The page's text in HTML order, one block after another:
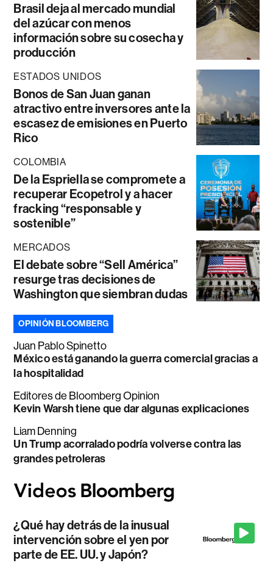
Brasil deja al mercado mundial
del azúcar con menos
información sobre su cosecha y
producción
ESTADOS UNIDOS
Bonos de San Juan ganan
atractivo entre inversores ante la
escasez de emisiones en Puerto
Rico
COLOMBIA
De la Espriella se compromete a
recuperar Ecopetrol y a hacer
fracking “responsable y
sostenible”
MERCADOS
El debate sobre “Sell América”
resurge tras decisiones de
Washington que siembran dudas
OPINIÓN BLOOMBERG
Juan Pablo Spinetto
México está ganando la guerra comercial gracias a
la hospitalidad
Editores de Bloomberg Opinion
Kevin Warsh tiene que dar algunas explicaciones
Liam Denning
Un Trump acorralado podría volverse contra las
grandes petroleras
¿Qué hay detrás de la inusual
intervención sobre el yen por
parte de EE. UU. y Japón?